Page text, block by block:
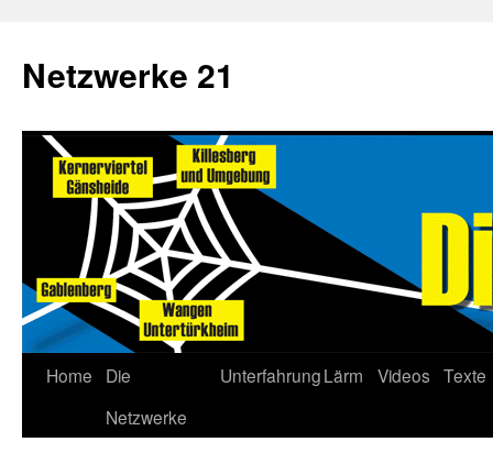
Netzwerke 21
Home
Die
Netzwerke
UnterfahrungLärm Videos Texte